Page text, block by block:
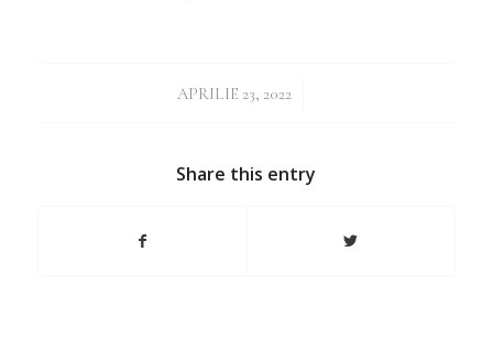
APRILIE 23, 2022
/
Share this entry